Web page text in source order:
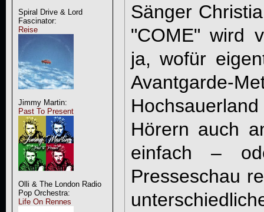
Spiral Drive & Lord
Fascinator:
Reise
Jimmy Martin:
Past To Present
Olli & The London Radio
Pop Orchestra:
Life On Rennes
Sänger
"COME" wird
ja, wofür
Avantgarde-
Hörern auch
einfach –
Presseschau